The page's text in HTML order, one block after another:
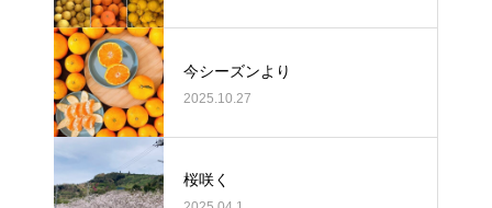
今シーズンより
2025.10.27
桜咲く